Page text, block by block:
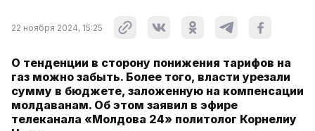
22 ноября 2024, 15:25
О тенденции в сторону понижения тарифов на
газ можно забыть. Более того, власти урезали
сумму в бюджете, заложенную на компенсации
молдаванам. Об этом заявил в эфире
телеканала «Молдова 24» политолог Корнелиу